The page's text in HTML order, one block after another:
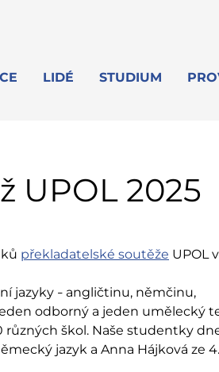
LIDÉ STUDIUM
UPOL 2025
překladatelské soutěže UPOL v
jazyky – angličtinu, němčinu,
odborný a jeden umělecký
škol. Naše studentky
jazyk a Anna Hájková ze